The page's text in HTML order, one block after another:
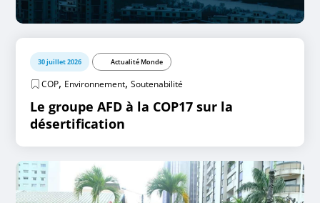
30 juillet 2026 Actualité Monde
COP, Environnement,Soutenabilité
Le groupe AFD à la COP17 sur la
désertification